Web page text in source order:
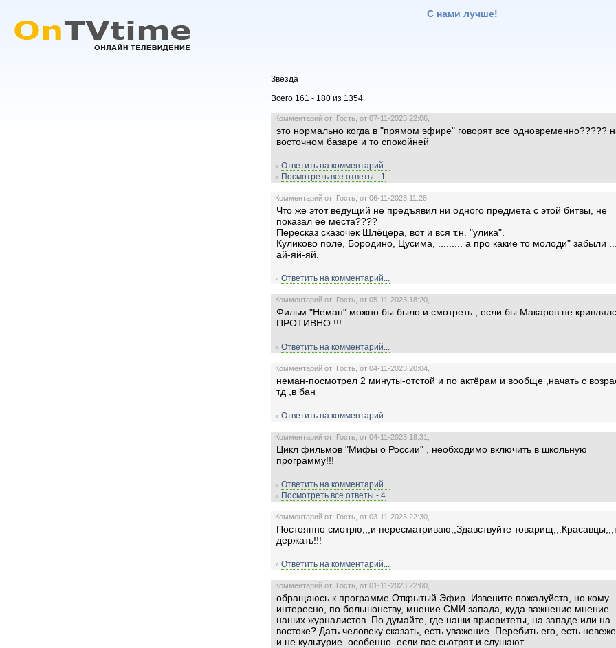
С нами лучше!
Звезда
Всего 161 - 180 из 1354
Комментарий от: Гость, от 07-11-2023 22:06,
это нормально когда в "прямом эфире" говорят все одновременно?????
восточном базаре и то спокойней
» Ответить на комментарий...
» Посмотреть все ответы - 1
Комментарий от: Гость, от 06-11-2023 11:28,
Что же этот ведущий не предъявил ни одного предмета с этой битвы, не
показал её места????
Пересказ сказочек Шлёцера, вот и вся т.н. "улика".
Куликово поле, Бородино, Цусима, ......... а про какие то молоди" забыли
ай-яй-яй.
» Ответить на комментарий...
Комментарий от: Гость, от 05-11-2023 18:20,
Фильм "Неман" можно бы было и смотреть , если бы Макаров не
ПРОТИВНО !!!
» Ответить на комментарий...
Комментарий от: Гость, от 04-11-2023 20:04,
неман-посмотрел 2 минуты-отстой и по актёрам и вообще ,начать с
тд ,в бан
» Ответить на комментарий...
Комментарий от: Гость, от 04-11-2023 18:31,
Цикл фильмов "Мифы о России" , необходимо включить в школьную
программу!!!
» Ответить на комментарий...
» Посмотреть все ответы - 4
Комментарий от: Гость, от 03-11-2023 22:30,
Постоянно смотрю,,,и пересматриваю,,Здавствуйте
держать!!!
» Ответить на комментарий...
Комментарий от: Гость, от 01-11-2023 22:00,
обращаюсь к программе Открытый Эфир. Извените пожалуйста, но кому
интересно, по большонству, мнение СМИ запада, куда важнение мнение
наших журналистов. По думайте, где наши приоритеты, на западе или на
востоке? Дать человеку сказать, есть уважение. Перебить его, есть
и не культурие. особенно. если вас сьотрят и слушают...